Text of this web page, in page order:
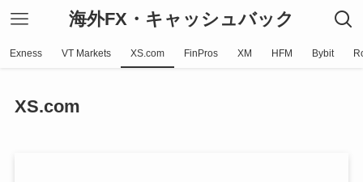
海外FX・キャッシュバック
Exness VT Markets XS.com FinPros XM HFM Bybit
XS.com